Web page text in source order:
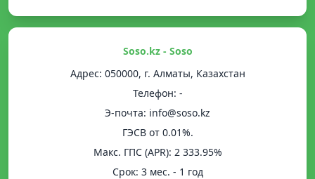
Soso.kz - Soso
Адрес: 050000, г. Алматы, Казахстан
Телефон: -
Э-почта: info@soso.kz
ГЭСВ от 0.01%.
Mакс. ГПС (APR): 2 333.95%
Срок: 3 мес. - 1 год